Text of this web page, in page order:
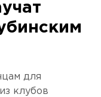
для
клубов